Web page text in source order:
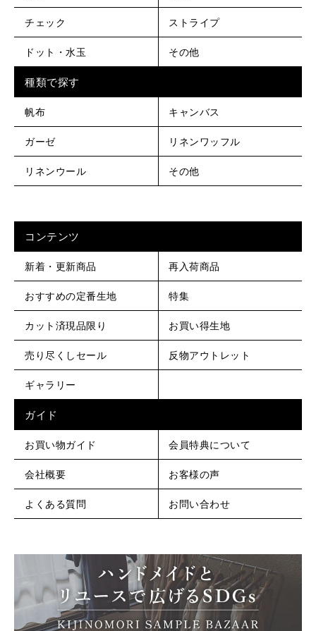
チェック ストライプ
ドット・水玉 その他
種類で探す
帆布 キャンバス
ガーゼ リネンワッフル
リネンウール その他
コンテンツ
新着・更新商品 再入荷商品
おすすめの定番生地 特集
カット済現品限り お買い得生地
売り尽くしセール 反物アウトレット
ギャラリー
ガイド
お買い物ガイド 会員特典について
会社概要 お客様の声
よくある質問 お問い合わせ